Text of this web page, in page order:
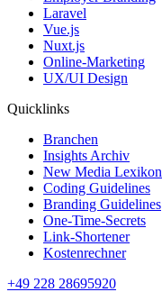
Laravel
Vue.js
Nuxt.js
Online-Marketing
UX/UI Design
Quicklinks
Branchen
Insights Archiv
New Media Lexikon
Coding Guidelines
Branding Guidelines
One-Time-Secrets
Link-Shortener
Kostenrechner
+49 228 28695920